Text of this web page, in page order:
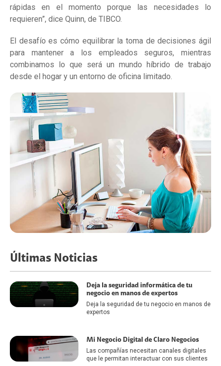
rápidas en el momento porque las necesidades lo
requieren”, dice Quinn, de TIBCO.
El desafío es cómo equilibrar la toma de decisiones ágil
para mantener a los empleados seguros, mientras
combinamos lo que será un mundo híbrido de trabajo
desde el hogar y un entorno de oficina limitado.
Últimas Noticias
Deja la seguridad informática de tu
negocio en manos de expertos
Deja la seguridad de tu negocio en manos de
expertos
Mi Negocio Digital de Claro Negocios
Las compañías necesitan canales digitales
que le permitan interactuar con sus clientes